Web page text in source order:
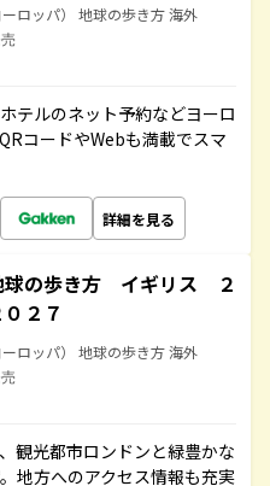
ロッパ） 地球の歩き方 海外
テルのネット予約などヨーロ
コードやWebも満載でスマ
詳細を見る
の歩き方 イギリス ２
２７
ロッパ） 地球の歩き方 海外
観光都市ロンドンと緑豊かな
地方へのアクセス情報も充実